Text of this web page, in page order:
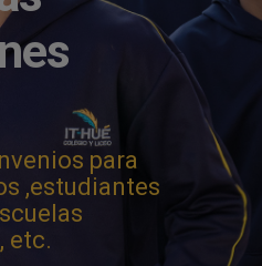
para
,estudiantes
etc.